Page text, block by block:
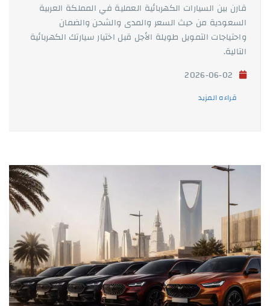
قارن بين السيارات الكهربائية العملية في المملكة العربية
السعودية من حيث السعر والمدى والشحن والضمان
واحتياجات التمويل طويلة الأجل قبل اختيار سيارتك الكهربائية
التالية.
قراءه المزيد